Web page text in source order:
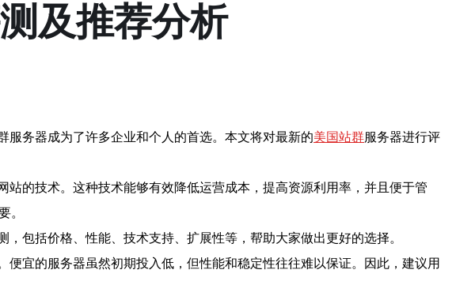
及推荐分析
务器成为了许多企业和个人的首选。本文将对最新的美国站群服务器进行评
的技术。这种技术能够有效降低运营成本，提高资源利用率，并且便于管
。
包括价格、性能、技术支持、扩展性等，帮助大家做出更好的选择。
宜的服务器虽然初期投入低，但性能和稳定性往往难以保证。因此，建议用